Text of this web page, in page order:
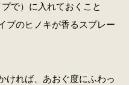
で）に入れておくこと
プのヒノキが香るスプレー
ければ、あおぐ度にふわっ